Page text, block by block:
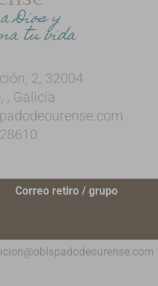
Dios y
tu vida
2, 32004
, Galicia
Correo retiro / grupo